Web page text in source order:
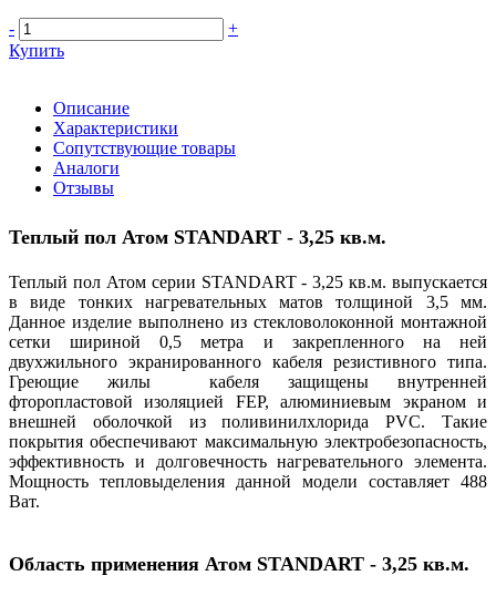
-
+
Купить
Описание
Характеристики
Сопутствующие товары
Аналоги
Отзывы
Теплый пол Атом STANDART - 3,25 кв.м.
Теплый пол Атом серии STANDART - 3,25 кв.м. выпускается
в виде тонких нагревательных матов толщиной 3,5 мм.
Данное изделие выполнено из стекловолоконной монтажной
сетки шириной 0,5 метра и закрепленного на ней
двухжильного экранированного кабеля резистивного типа.
Греющие жилы кабеля защищены внутренней
фторопластовой изоляцией FEP, алюминиевым экраном и
внешней оболочкой из поливинилхлорида PVC. Такие
покрытия обеспечивают максимальную электробезопасность,
эффективность и долговечность нагревательного элемента.
Мощность тепловыделения данной модели составляет 488
Ват.
Область применения Атом STANDART - 3,25 кв.м.